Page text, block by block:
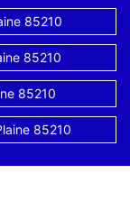
85210
85210
85210
85210